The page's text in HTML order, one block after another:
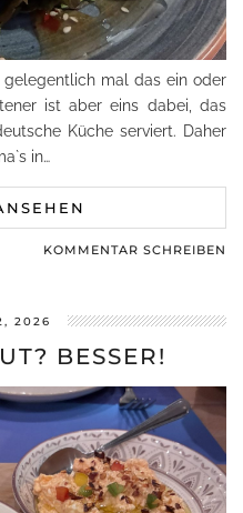
gelegentlich mal das ein oder
ist aber eins dabei, das
Küche serviert. Daher
in…
KOMMENTAR SCHREIBEN
2026
BESSER!